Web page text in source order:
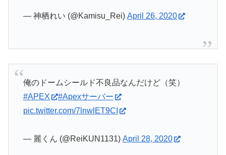
— 神栖れい (@Kamisu_Rei) April 26, 2020
俺のドームシールド不良品なんだけど（笑）
#APEX
#Apexサーバー
pic.twitter.com/7lnwlET9CI
— 麗くん (@ReiKUN1131) April 28, 2020